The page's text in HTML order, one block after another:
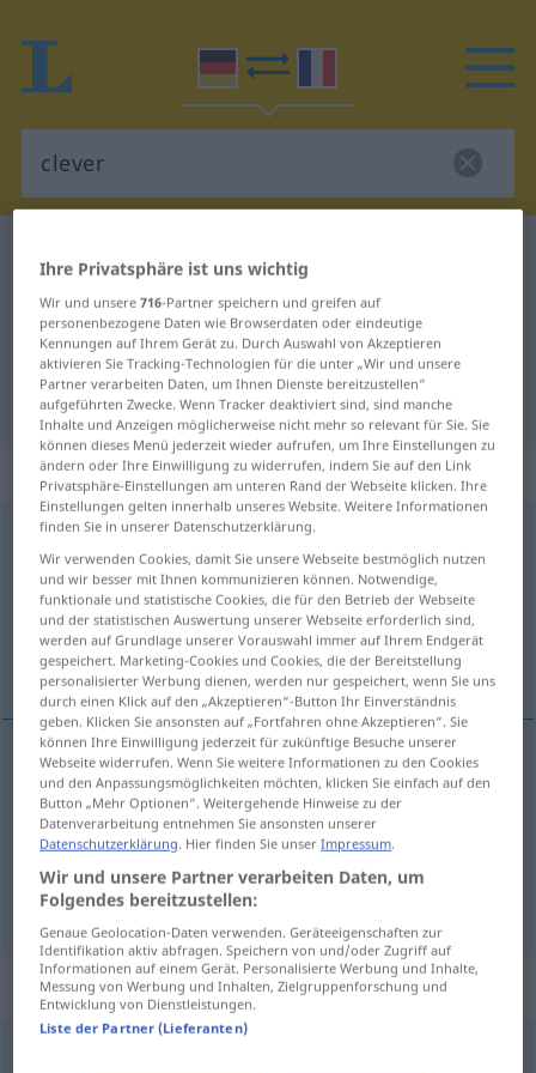
Deutsch-Französisch Übersetzung
für "clever"
"clever" Französisch Übersetzung
„clever“: Adjektiv
clever [ˈklɛvər]adj UMG
Übersicht aller Übersetzungen
(Für mehr Details die Übersetzung anklicken/antippen)
malin, habile, adroit
malin clever
habile clever
adroit clever
„clever“: Adverb
Ihre Privatsphäre ist uns wichtig
Wir und unsere716-Partner speichern und greifen auf
personenbezogene Daten wie Browserdaten oder eindeutige
Kennungen auf Ihrem Gerät zu. Durch Auswahl von Akzeptieren
aktivieren Sie Tracking-Technologien für die unter „Wir und unsere
Partner verarbeiten Daten, um Ihnen Dienste bereitzustellen“
aufgeführten Zwecke. Wenn Tracker deaktiviert sind, sind manche
Inhalte und Anzeigen möglicherweise nicht mehr so relevant für Sie. Sie
können dieses Menü jederzeit wieder aufrufen, um Ihre Einstellungen zu
ändern oder Ihre Einwilligung zu widerrufen, indem Sie auf den Link
Privatsphäre-Einstellungen am unteren Rand der Webseite klicken. Ihre
Einstellungen gelten innerhalb unseres Website. Weitere Informationen
finden Sie in unserer Datenschutzerklärung.
Wir verwenden Cookies, damit Sie unsere Webseite bestmöglich nutzen
und wir besser mit Ihnen kommunizieren können. Notwendige,
funktionale und statistische Cookies, die für den Betrieb der Webseite
und der statistischen Auswertung unserer Webseite erforderlich sind,
werden auf Grundlage unserer Vorauswahl immer auf Ihrem Endgerät
gespeichert. Marketing-Cookies und Cookies, die der Bereitstellung
personalisierter Werbung dienen, werden nur gespeichert, wenn Sie uns
durch einen Klick auf den „Akzeptieren“-Button Ihr Einverständnis
geben. Klicken Sie ansonsten auf „Fortfahren ohne Akzeptieren“. Sie
können Ihre Einwilligung jederzeit für zukünftige Besuche unserer
Webseite widerrufen. Wenn Sie weitere Informationen zu den Cookies
und den Anpassungsmöglichkeiten möchten, klicken Sie einfach auf den
Button „Mehr Optionen“. Weitergehende Hinweise zu der
Datenverarbeitung entnehmen Sie ansonsten unserer
Datenschutzerklärung. Hier finden Sie unserImpressum.
Wir und unsere Partner verarbeiten Daten, um
Folgendes bereitzustellen:
Genaue Geolocation-Daten verwenden. Geräteeigenschaften zur
Identifikation aktiv abfragen. Speichern von und/oder Zugriff auf
Informationen auf einem Gerät. Personalisierte Werbung und Inhalte,
Messung von Werbung und Inhalten, Zielgruppenforschung und
Entwicklung von Dienstleistungen.
Liste der Partner (Lieferanten)